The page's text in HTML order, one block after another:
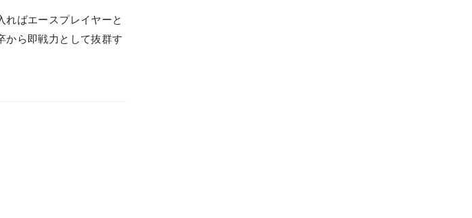
ればエースプレイヤーと
から即戦力として抜群す